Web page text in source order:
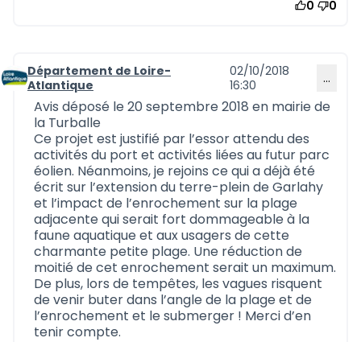
0 0
Commentaire 572
Département de Loire-
Atlantique
02/10/2018
16:30
…
Avis déposé le 20 septembre 2018 en mairie de
la Turballe
Ce projet est justifié par l’essor attendu des
activités du port et activités liées au futur parc
éolien. Néanmoins, je rejoins ce qui a déjà été
écrit sur l’extension du terre-plein de Garlahy
et l’impact de l’enrochement sur la plage
adjacente qui serait fort dommageable à la
faune aquatique et aux usagers de cette
charmante petite plage. Une réduction de
moitié de cet enrochement serait un maximum.
De plus, lors de tempêtes, les vagues risquent
de venir buter dans l’angle de la plage et de
l’enrochement et le submerger ! Merci d’en
tenir compte.